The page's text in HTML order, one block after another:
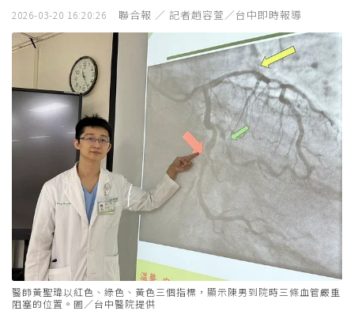
2026-03-20 16:20:26 聯合報 ／ 記者趙容萱／台中即時報導
醫師黃聖瑋以紅色、綠色、黃色三個指標，顯示陳男到院時三條血管嚴重
阻塞的位置。圖／台中醫院提供